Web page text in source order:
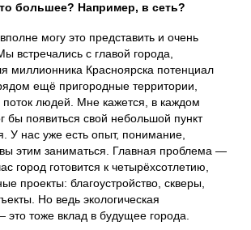
большее? Например, в сеть?
могу это представить и очень
встречались с главой города,
миллионника Красноярска потенциал
ещё пригородные территории,
людей. Мне кажется, в каждом
бы появиться свой небольшой пункт
У нас уже есть опыт, понимание,
этим заниматься. Главная проблема —
город готовится к четырёхсотлетию,
проекты: благоустройство, скверы,
Но ведь экологическая
это тоже вклад в будущее города.